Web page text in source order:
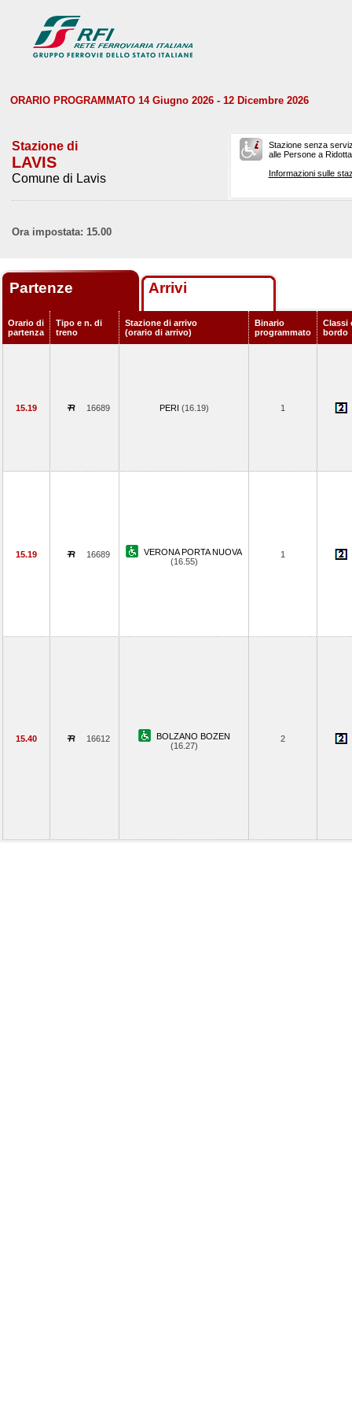
ORARIO PROGRAMMATO 14 Giugno 2026 - 12 Dicembre 2026
Stazione di
LAVIS
Comune di Lavis
Stazione senza
alle Persone a
Informazioni sulle
Ora impostata: 15.00
Partenze Arrivi
Orario di
partenza
Tipo e n. di
treno
Stazione di arrivo
(orario di arrivo)
Binario
programmato
Classi
bordo
15.19 16689 PERI (16.19) 1
15.19 16689
VERONA PORTA NUOVA
(16.55)
1
15.40 16612
BOLZANO BOZEN
(16.27)
2